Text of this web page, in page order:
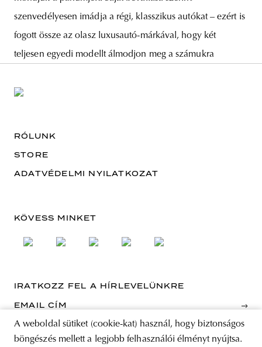
szenvedélyesen imádja a régi, klasszikus autókat – ezért is
fogott össze az olasz luxusautó-márkával, hogy két
teljesen egyedi modellt álmodjon meg a számukra
A weboldal sütiket (cookie-kat) használ, hogy biztonságos
böngészés mellett a legjobb felhasználói élményt nyújtsa.
RÓLUNK
STORE
ADATVÉDELMI NYILATKOZAT
KÖVESS MINKET
IRATKOZZ FEL A HÍRLEVELÜNKRE
EMAIL CÍM
A feliratkozással elfogadja az Általános Szerződési Feltételeket és kijelenti,